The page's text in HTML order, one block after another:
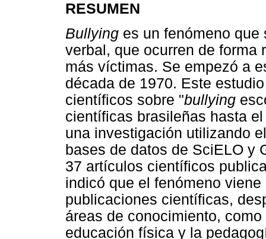
RESUMEN
Bullying es un fenómeno
verbal, que ocurren de forma
más víctimas. Se empezó a
década de 1970. Este
científicos sobre "bullying
científicas brasileñas hasta
una investigación utilizando
bases de datos de SciELO y
37 artículos científicos
indicó que el fenómeno
publicaciones científicas,
áreas de conocimiento,
educación física y la